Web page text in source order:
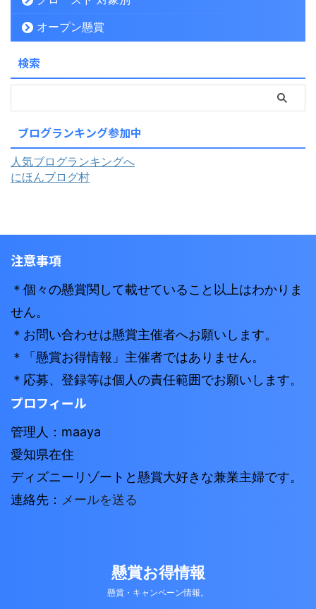
オープン懸賞
検索
ブログランキング参加中
人気ブログランキングへ
にほんブログ村
注意事項
＊個々の懸賞関して載せていること以上はわかりま
せん。
＊お問い合わせは懸賞主催者へお願いします。
＊「懸賞お得情報」主催者ではありません。
＊応募、登録等は個人の責任範囲でお願いします。
プロフィール
管理人：maaya
愛知県在住
ディズニーリゾートと懸賞大好きな兼業主婦です。
連絡先： メールを送る
懸賞お得情報
懸賞・キャンペーン情報。